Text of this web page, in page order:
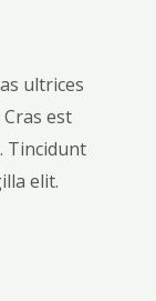
ultrices
est
Tincidunt
elit.